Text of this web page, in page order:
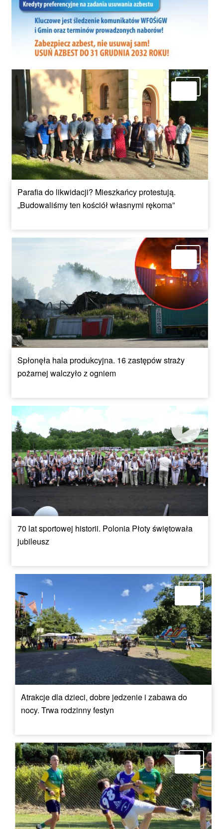
Parafia do likwidacji? Mieszkańcy protestują.
„Budowaliśmy ten kościół własnymi rękoma”
Spłonęła hala produkcyjna. 16 zastępów straży
pożarnej walczyło z ogniem
70 lat sportowej historii. Polonia Płoty świętowała
jubileusz
Atrakcje dla dzieci, dobre jedzenie i zabawa do
nocy. Trwa rodzinny festyn